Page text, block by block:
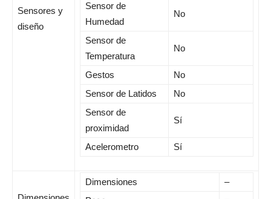
Sensores y
diseño
Sensor de
Humedad
No
Sensor de
Temperatura
No
Gestos
No
Sensor de Latidos
No
Sensor de
proximidad
Sí
Acelerometro Sí
Dimensiones
–